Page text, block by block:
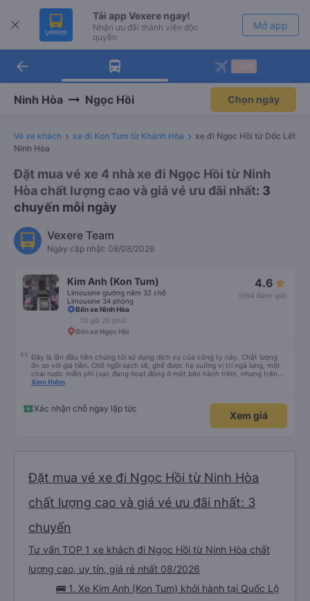
Tải app Vexere ngay!
Nhận ưu đãi thành viên độc
quyền
Mở app
Tải app Vexere
-30k/ghế khi đặt vé máy bay qua
Mở app
arrow_back
Ninh Hòa Ngọc Hồi Chọn ngày
Vé xe khách xe đi Kon Tum từ Khánh Hòa
xe đi Ngọc Hồi từ Dốc Lết
Ninh Hòa
Đặt mua vé xe 4 nhà xe đi Ngọc Hồi từ Ninh
Hòa chất lượng cao và giá vé ưu đãi nhất: 3
chuyến mỗi ngày
Vexere Team
Ngày cập nhật: 08/08/2026
Kim Anh (Kon Tum)
Limousine giường nằm 32 chỗ
Limousine 34 phòng
4.6
(694 đánh giá)
Bến xe Ninh Hòa
10 giờ 20 phút
Bến xe Ngọc Hồi
Đây là lần đầu tiên chúng tôi sử dụng dịch vụ của công ty này. Chất lượng
ổn so với giá tiền. Chỗ ngồi sạch sẽ, ghế được hạ xuống vị trí ngả lưng, một
chai nước miễn phí (sạc đang hoạt động ở một bên hành trình, nhưng trên
cùng xe đi chiều ngược lại có thể đã bị tắt.). Ở một hướng, xe buýt bị trễ một
mua vé trước qua Vexere và thanh toán tại Winmart. Rất thoải mái. (Chúng
tôi chạy xe dọc tuyến Nha Trang - Ngọc Hồi rồi về cùng ngày)
Xem thêm
Xác nhận chỗ ngay lập tức
Xem giá
Đặt mua vé xe đi Ngọc Hồi từ Ninh Hòa
chất lượng cao và giá vé ưu đãi nhất: 3
chuyến
Tư vấn TOP 1 xe khách đi Ngọc Hồi từ Ninh Hòa chất
lượng cao, uy tín, giá rẻ nhất 08/2026
🚌 1. Xe Kim Anh (Kon Tum) khởi hành tại Quốc Lộ